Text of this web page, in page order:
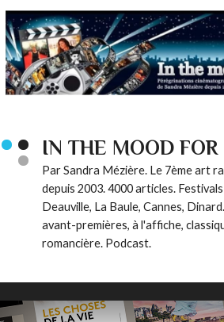
IN THE MOOD
Par Sandra Mézière. Le 7ème art
depuis 2003. 4000 articles.
Deauville, La Baule, Cannes,
avant-premières, à l'affiche,
romancière. Podcast.